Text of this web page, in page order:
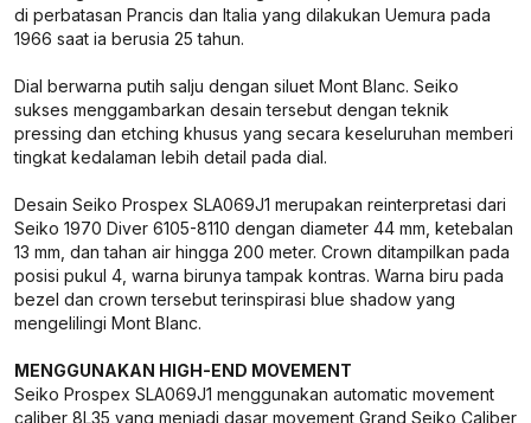
di perbatasan Prancis dan Italia yang dilakukan Uemura pada
1966 saat ia berusia 25 tahun.
Dial berwarna putih salju dengan siluet Mont Blanc. Seiko
sukses menggambarkan desain tersebut dengan teknik
pressing dan etching khusus yang secara keseluruhan memberi
tingkat kedalaman lebih detail pada dial.
Desain Seiko Prospex SLA069J1 merupakan reinterpretasi dari
Seiko 1970 Diver 6105-8110 dengan diameter 44 mm, ketebalan
13 mm, dan tahan air hingga 200 meter. Crown ditampilkan pada
posisi pukul 4, warna birunya tampak kontras. Warna biru pada
bezel dan crown tersebut terinspirasi blue shadow yang
mengelilingi Mont Blanc.
MENGGUNAKAN HIGH-END MOVEMENT
Seiko Prospex SLA069J1 menggunakan automatic movement
caliber 8L35 yang menjadi dasar movement Grand Seiko Caliber